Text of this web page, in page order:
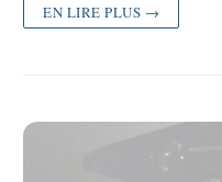
EN LIRE PLUS →